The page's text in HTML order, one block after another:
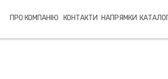
ПРО КОМПАНІЮ КОНТАКТИ НАПРЯМКИ